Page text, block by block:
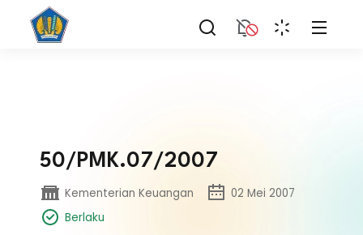
50/PMK.07/2007
Kementerian Keuangan
02 Mei 2007
Berlaku